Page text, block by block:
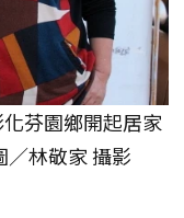
芬園鄉開起居家
林敬家 攝影